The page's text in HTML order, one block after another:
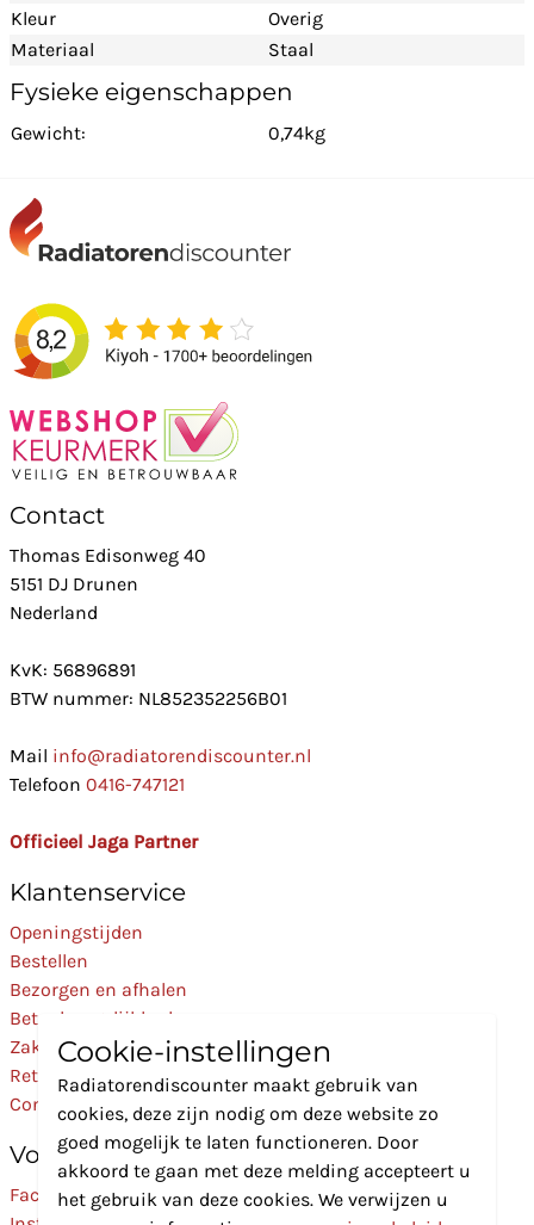
Kleur
Overig
Materiaal
Staal
Fysieke eigenschappen
Gewicht: 0,74kg
Contact
Thomas Edisonweg 40
5151 DJ Drunen
Nederland
KvK: 56896891
BTW nummer: NL852352256B01
Mail info@radiatorendiscounter.nl
Telefoon 0416-747121
Officieel Jaga Partner
Klantenservice
Openingstijden
Bestellen
Bezorgen en afhalen
Betaalmogelijkheden
Zakelijk
Retourneren
Contact
Volg Ons
Facebook
Cookie-instellingen
Radiatorendiscounter maakt gebruik van
cookies, deze zijn nodig om deze website zo
goed mogelijk te laten functioneren. Door
akkoord te gaan met deze melding accepteert u
het gebruik van deze cookies. We verwijzen u